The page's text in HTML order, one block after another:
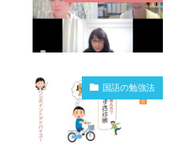
国語の勉強法